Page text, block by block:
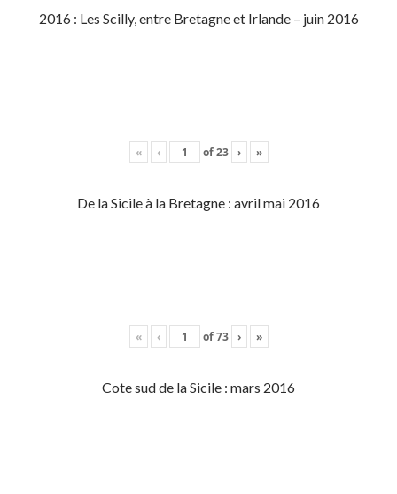
2016 : Les Scilly, entre Bretagne et Irlande – juin 2016
« ‹ of23 › »
De la Sicile à la Bretagne : avril mai 2016
« ‹ of73 › »
Cote sud de la Sicile : mars 2016